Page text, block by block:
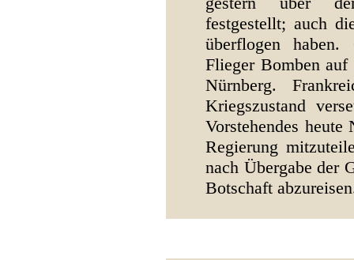
festgestellt; auch
überflogen haben.
Flieger Bomben
Nürnberg.
Kriegszustand
Vorstehendes
Regierung
nach Übergabe der
Botschaft